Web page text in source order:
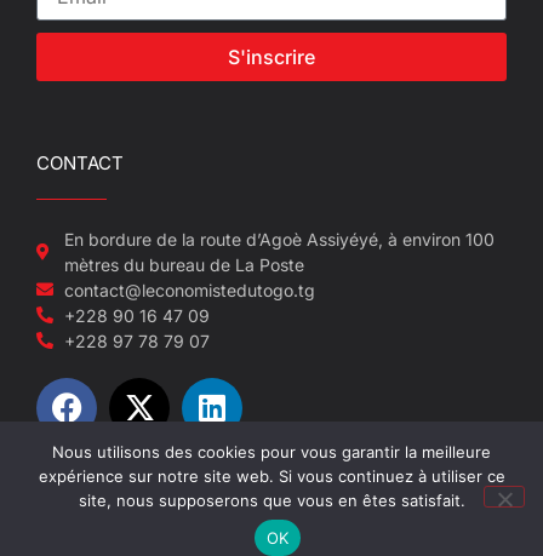
S'inscrire
CONTACT
En bordure de la route d’Agoè Assiyéyé, à environ 100
mètres du bureau de La Poste
contact@leconomistedutogo.tg
+228 90 16 47 09
+228 97 78 79 07
© 2022-2026 L'économiste du Togo
Site réalisé par NEUF SEPT
Nous utilisons des cookies pour vous garantir la meilleure
expérience sur notre site web. Si vous continuez à utiliser ce
site, nous supposerons que vous en êtes satisfait.
OK